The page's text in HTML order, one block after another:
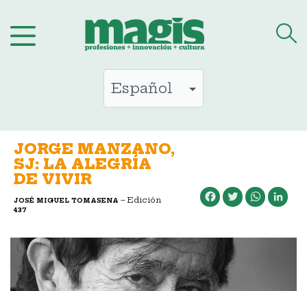
al
JORGE MANZANO,
SJ: LA ALEGRÍA
DE VIVIR
JOSÉ MIGUEL TOMASENA – Edición
437
Facebook Twitter WhatsApp